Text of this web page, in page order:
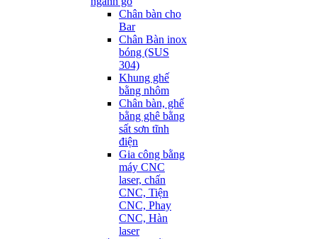
Chân bàn cho
Bar
Chân Bàn inox
bóng (SUS
304)
Khung ghế
bằng nhôm
Chân bàn, ghế
bằng ghê bằng
sất sơn tĩnh
điện
Gia công bằng
máy CNC
laser, chấn
CNC, Tiện
CNC, Phay
CNC, Hàn
laser